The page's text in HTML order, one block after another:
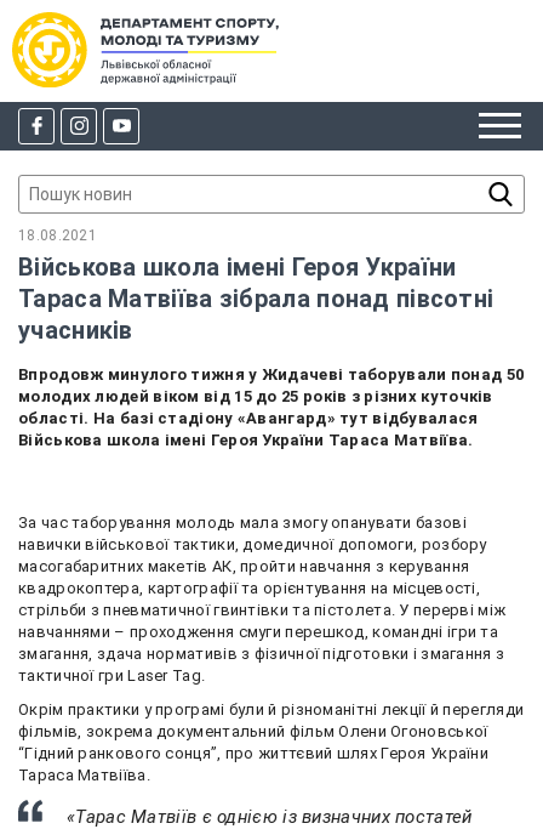
18.08.2021
Військова школа імені Героя України
Тараса Матвіїва зібрала понад півсотні
учасників
Впродовж минулого тижня у Жидачеві таборували понад 50
молодих людей віком від 15 до 25 років з різних куточків
області. На базі стадіону «Авангард» тут відбувалася
Військова школа імені Героя України Тараса Матвіїва.
За час таборування молодь мала змогу опанувати базові
навички військової тактики, домедичної допомоги, розбору
масогабаритних макетів АК, пройти навчання з керування
квадрокоптера, картографії та орієнтування на місцевості,
стрільби з пневматичної гвинтівки та пістолета. У перерві між
навчаннями – проходження смуги перешкод, командні ігри та
змагання, здача нормативів з фізичної підготовки і змагання з
тактичної гри Laser Tag.
Окрім практики у програмі були й різноманітні лекції й перегляди
фільмів, зокрема документальний фільм Олени Огоновської
“Гідний ранкового сонця”, про життєвий шлях Героя України
Тараса Матвіїва.
«Тарас Матвіїв є однією із визначних постатей